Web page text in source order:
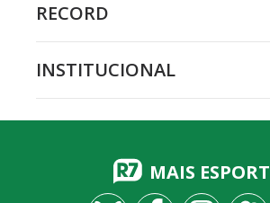
RECORD
INSTITUCIONAL
MAIS